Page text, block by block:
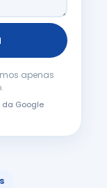
apenas
da Google